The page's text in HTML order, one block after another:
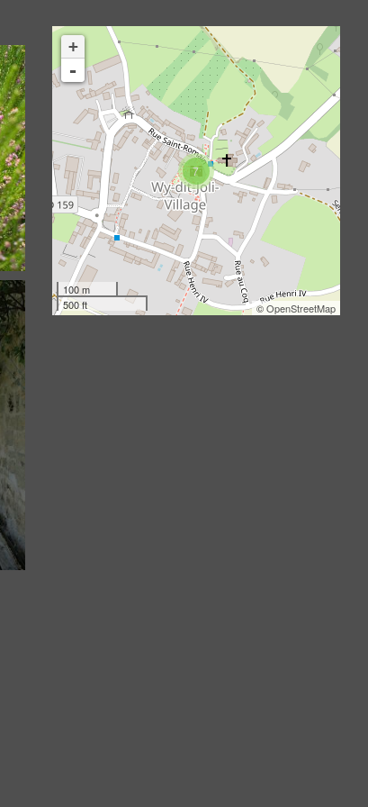
7
+
-
100 m
500 ft
©OpenStreetMap